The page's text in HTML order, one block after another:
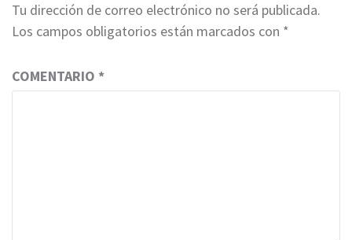
Tu dirección de correo electrónico no será publicada.
Los campos obligatorios están marcados con *
COMENTARIO *